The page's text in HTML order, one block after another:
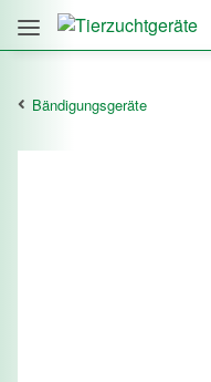
Bändigungsgeräte